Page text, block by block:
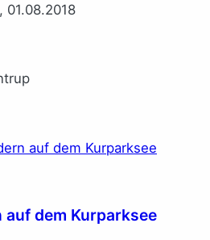
01.08.2018
auf dem Kurparksee